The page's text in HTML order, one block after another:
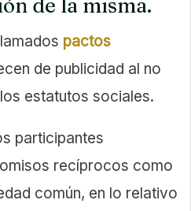
de la misma.
pactos
de publicidad al no
estatutos sociales.
participantes
recíprocos como
común, en lo relativo